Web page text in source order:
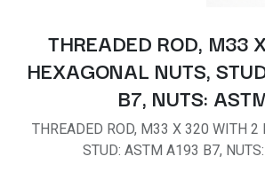
THREADED ROD, M33
HEXAGONAL NUTS,
B7, NUTS:
THREADED ROD, M33 X 320 WITH 2
STUD: ASTM A193 B7,